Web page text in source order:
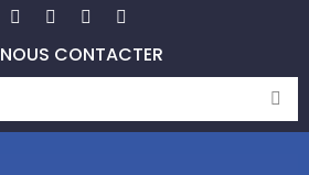
NOUS CONTACTER